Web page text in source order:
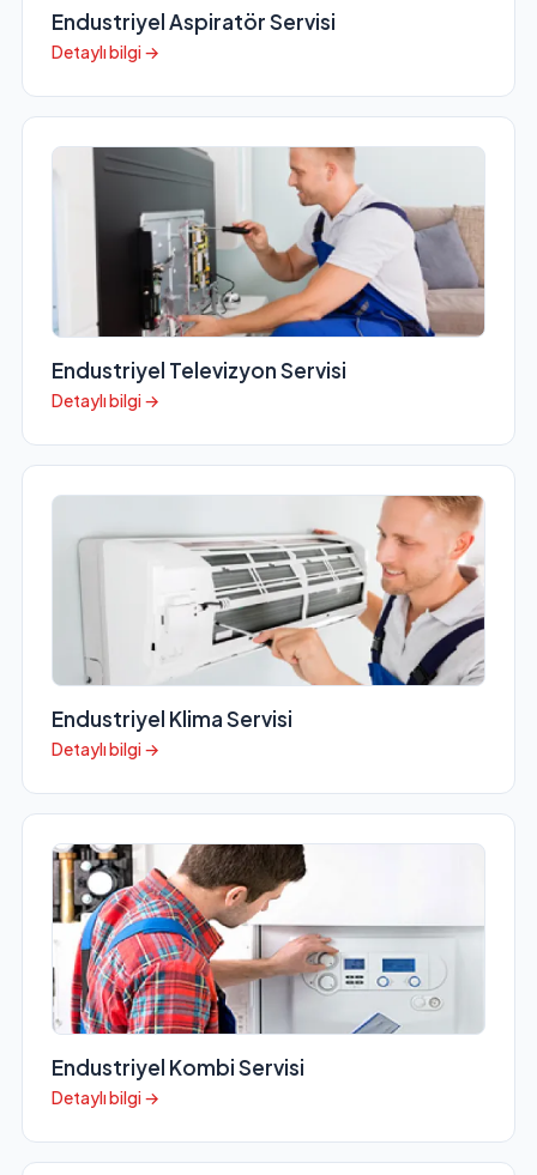
Endustriyel Aspiratör Servisi
Detaylı bilgi →
Endustriyel Televizyon Servisi
Detaylı bilgi →
Endustriyel Klima Servisi
Detaylı bilgi →
Endustriyel Kombi Servisi
Detaylı bilgi →